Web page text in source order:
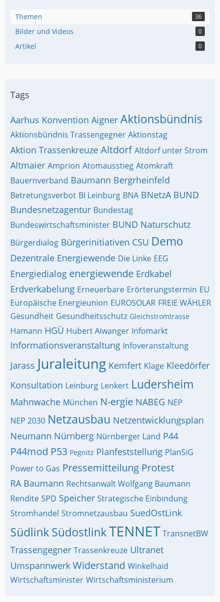
Themen 36
Bilder und Videos 0
Artikel 0
Tags
Aarhus Konvention Aigner Aktionsbündnis
Aktionsbündnis Trassengegner Aktionstag
Aktion Trassenkreuze Altdorf Altdorf unter Strom
Altmaier Amprion Atomausstieg Atomkraft
Bauernverband Baumann Bergrheinfeld
Betretungsverbot BI Leinburg BNA BNetzA BUND
Bundesnetzagentur Bundestag
Bundeswirtschaftsminister BUND Naturschutz
Bürgerdialog Bürgerinitiativen CSU Demo
Dezentrale Energiewende Die Linke EEG
Energiedialog energiewende Erdkabel
Erdverkabelung Erneuerbare Erörterungstermin EU
Europäische Energieunion EUROSOLAR FREIE WÄHLER
Gesundheit Gesundheitsschutz Gleichstromtrasse
Hamann HGÜ Hubert Aiwanger Infomarkt
Informationsveranstaltung Infoveranstaltung
Jarass Juraleitung Kemfert Klage Kleedörfer
Konsultation Leinburg Lenkert Ludersheim
Mahnwache München N-ergie NABEG NEP
NEP 2030 Netzausbau Netzentwicklungsplan
Neumann Nürnberg Nürnberger Land P44
P44mod P53 Pegnitz Planfeststellung PlanSiG
Power to Gas Pressemitteilung Protest
RA Baumann Rechtsanwalt Wolfgang Baumann
Rendite SPD Speicher Strategische Einbindung
Stromhandel Stromnetzausbau SuedOstLink
SüdlinkSüdostlinkTENNET TransnetBW
Trassengegner Trassenkreuze Ultranet
Umspannwerk Widerstand Winkelhaid
Wirtschaftsminister Wirtschaftsministerium